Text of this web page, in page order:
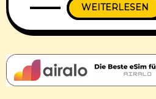
fabelhafte Spa-
Konzept, das
Weltrang mit
WEITERLESEN